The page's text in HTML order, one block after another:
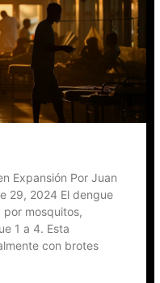
Expansión Por Juan
29, 2024 El dengue
mosquitos,
1 a 4. Esta
con brotes